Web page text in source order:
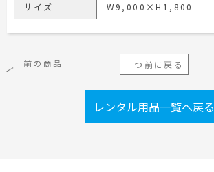
サイズ W9,000×H1,800
前の商品 一つ前に戻る
レンタル用品一覧へ戻る